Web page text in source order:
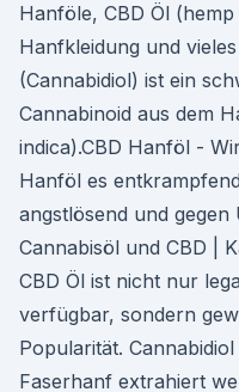
Hanföle, CBD Öl
Hanfkleidung und
(Cannabidiol) ist ein
Cannabinoid aus dem
indica).CBD Hanföl -
Hanföl es
angstlösend und gegen
Cannabisöl und CBD |
CBD Öl ist nicht nur
verfügbar, sondern
Popularität.
Faserhanf extrahiert